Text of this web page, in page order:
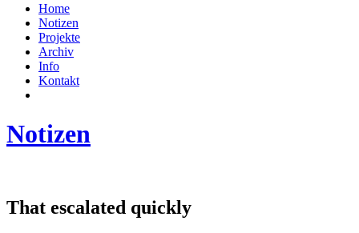
Home
Notizen
Projekte
Archiv
Info
Kontakt
Notizen
That escalated quickly